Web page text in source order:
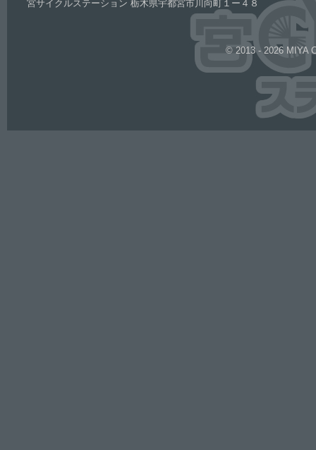
宮サイクルステーション 栃木県宇都宮市川向町１ー４８
© 2013 - 2026 MIYA